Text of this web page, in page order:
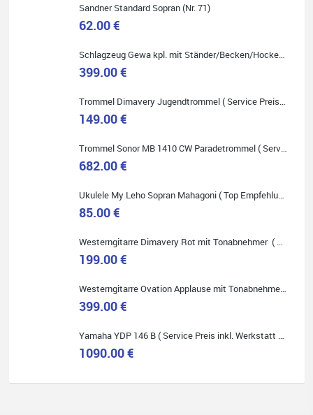
Ich bin super zufrieden mit meiner neuen Ukulele! Einfach am
Freitag vorbeigekommen, eben geklingelt und top beraten
worden. Ich würde den Besuch im Musikgeschäft Stöppel jedem
Onlineshopping vorziehen.
Quelle: Google-Rezension
Klein...aber fein!
Sandner Standard Sopran (Nr. 71)
62.00 €
Schlagzeug Gewa kpl. mit Ständer/Becken/Hocker DER RENNER ! (Service Preis inkl. Werkstatt Service)
399.00 €
Trommel Dimavery Jugendtrommel ( Service Preis inkl. Werkstatt Service )
149.00 €
Trommel Sonor MB 1410 CW Paradetrommel ( Service Preis inkl. Werkstatt Service )
682.00 €
Ukulele My Leho Sopran Mahagoni ( Top Empfehlung ! )
85.00 €
Westerngitarre Dimavery Rot mit Tonabnehmer ( Service Preis inkl. Werkstatt Service )
199.00 €
Westerngitarre Ovation Applause mit Tonabnehmer ( Service Preis inkl. Werkstatt Service )
399.00 €
Yamaha YDP 146 B ( Service Preis inkl. Werkstatt Service )
1090.00 €